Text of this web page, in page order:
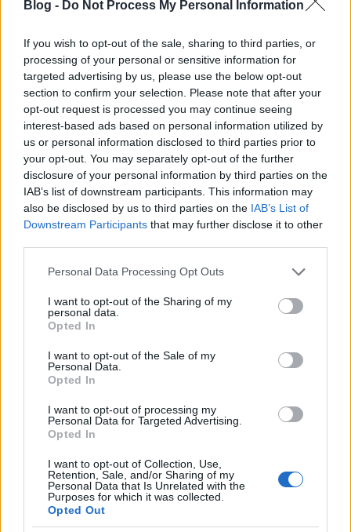
Blog - Do Not Process My Personal Information
If you wish to opt-out of the sale, sharing to third parties, or
processing of your personal or sensitive information for
targeted advertising by us, please use the below opt-out
section to confirm your selection. Please note that after your
opt-out request is processed you may continue seeing
interest-based ads based on personal information utilized by
us or personal information disclosed to third parties prior to
your opt-out. You may separately opt-out of the further
disclosure of your personal information by third parties on the
IAB’s list of downstream participants. This information may
also be disclosed by us to third parties on the IAB’s List of
Downstream Participants that may further disclose it to other
Please note that this website/app uses one or more Google
not limited to your visit or usage behaviour. You may click to
grant or deny consent to Google and its third-party tags to
use your data for below specified purposes in below Google
consent section.
Personal Data Processing Opt Outs
I want to opt-out of the Sharing of my
personal data.
Opted In
I want to opt-out of the Sale of my
Personal Data.
Opted In
I want to opt-out of processing my
Personal Data for Targeted Advertising.
Opted In
I want to opt-out of Collection, Use,
Retention, Sale, and/or Sharing of my
Personal Data that Is Unrelated with the
Purposes for which it was collected.
Opted Out